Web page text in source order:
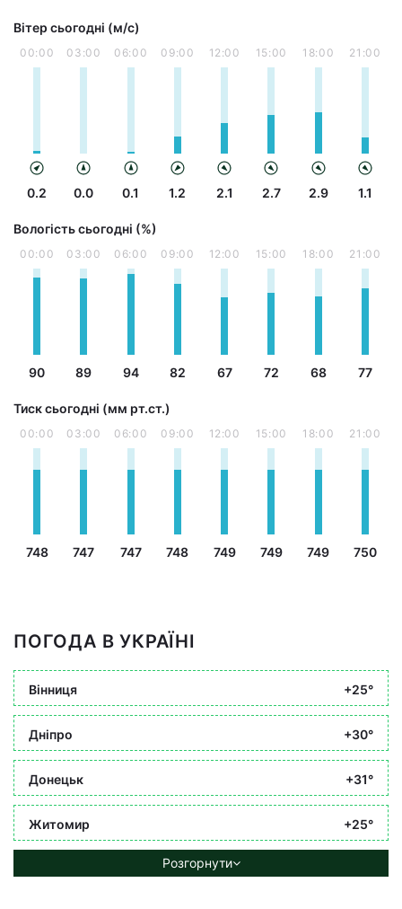
Вітер сьогодні (м/с)
00:00
0.2
03:00
0.0
06:00
0.1
09:00
1.2
12:00
2.1
15:00
2.7
18:00
2.9
21:00
1.1
Вологість сьогодні (%)
00:00
90
03:00
89
06:00
94
09:00
82
12:00
67
15:00
72
18:00
68
21:00
77
Тиск сьогодні (мм рт.ст.)
00:00
748
03:00
747
06:00
747
09:00
748
12:00
749
15:00
749
18:00
749
21:00
750
ПОГОДА В УКРАЇНІ
Вінниця +25°
Дніпро +30°
Донецьк +31°
Житомир +25°
Розгорнути